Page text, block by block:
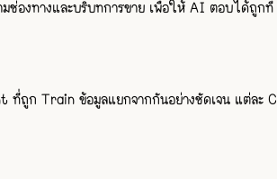
องทางและบริบทการขาย เพื่อให้ AI ตอบได้ถูก
ถูก Train ข้อมูลแยกจากกันอย่างชัดเจน แต่ละ